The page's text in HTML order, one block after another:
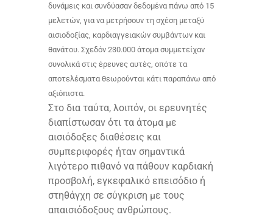
δυνάμεις και συνδύασαν δεδομένα πάνω από 15
μελετών, για να μετρήσουν τη σχέση μεταξύ
αισιοδοξίας, καρδιαγγειακών συμβάντων και
θανάτου. Σχεδόν 230.000 άτομα συμμετείχαν
συνολικά στις έρευνες αυτές, οπότε τα
αποτελέσματα θεωρούνται κάτι παραπάνω από
αξιόπιστα.
Στο δια ταύτα, λοιπόν, οι ερευνητές
διαπίστωσαν ότι τα άτομα με
αισιόδοξες διαθέσεις και
συμπεριφορές ήταν σημαντικά
λιγότερο πιθανό να πάθουν καρδιακή
προσβολή, εγκεφαλικό επεισόδιο ή
στηθάγχη σε σύγκριση με τους
απαισιόδοξους ανθρώπους.